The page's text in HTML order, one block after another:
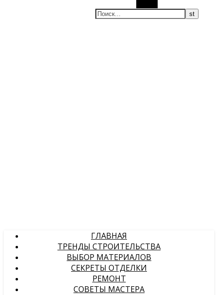
ГЛАВНАЯ
ТРЕНДЫ СТРОИТЕЛЬСТВА
ВЫБОР МАТЕРИАЛОВ
СЕКРЕТЫ ОТДЕЛКИ
РЕМОНТ
СОВЕТЫ МАСТЕРА